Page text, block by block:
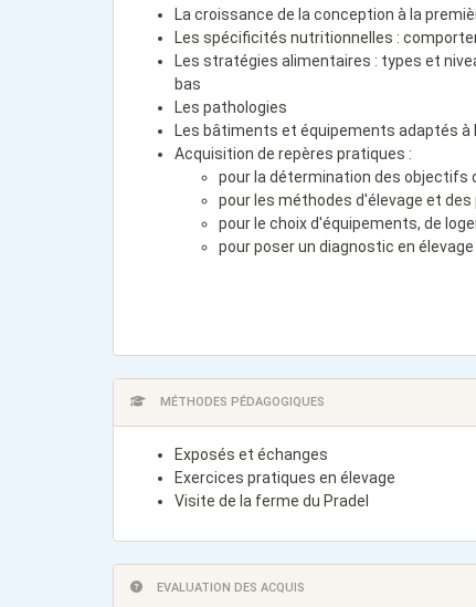
La croissance de la conception à la
Les spécificités nutritionnelles :
Les stratégies alimentaires : types et
bas
Les pathologies
Les bâtiments et équipements adaptés à
Acquisition de repères pratiques :
pour la détermination des objectifs
pour les méthodes d'élevage et
pour le choix d'équipements, de
pour poser un diagnostic en élevage
MÉTHODES PÉDAGOGIQUES
Exposés et échanges
Exercices pratiques en élevage
Visite de la ferme du Pradel
EVALUATION DES ACQUIS